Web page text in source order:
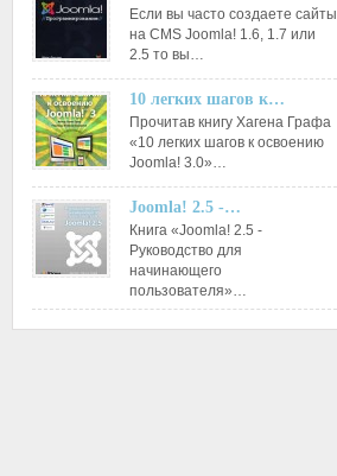
Если вы часто создаете сайты
на CMS Joomla! 1.6, 1.7 или
2.5 то вы…
10 легких шагов к…
Прочитав книгу Хагена Графа
«10 легких шагов к освоению
Joomla! 3.0»…
Joomla! 2.5 -…
Книга «Joomla! 2.5 -
Руководство для
начинающего
пользователя»…